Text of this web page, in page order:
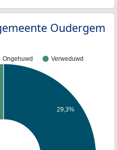
Oudergem
Ongehuwd Verweduwd
29,3%